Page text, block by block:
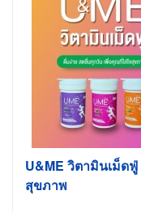
U&ME วิตามินเม็ด
สุขภาพ